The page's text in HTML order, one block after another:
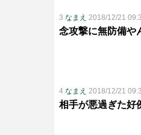
3 なまえ 2018/12/21
念攻撃に無防備や
4 なまえ 2018/12/21
相手が悪過ぎた好